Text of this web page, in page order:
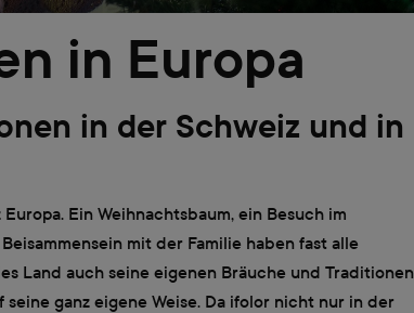
in Europa
in der Schweiz und in
Ein Weihnachtsbaum, ein Besuch im
mit der Familie haben fast alle
Land auch seine eigenen Bräuche und Traditionen
ganz eigene Weise. Da ifolor nicht nur in der